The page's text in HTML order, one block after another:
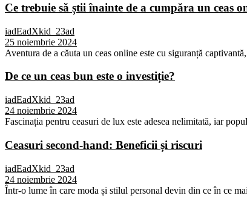
Ce trebuie să știi înainte de a cumpăra un ceas
iadEadXkid_23ad
25 noiembrie 2024
Aventura de a căuta un ceas online este cu siguranță
De ce un ceas bun este o investiție?
iadEadXkid_23ad
24 noiembrie 2024
Fascinația pentru ceasuri de lux este adesea nelimitată, iar
Ceasuri second-hand: Beneficii și riscuri
iadEadXkid_23ad
24 noiembrie 2024
Într-o lume în care moda și stilul personal devin din ce în ce